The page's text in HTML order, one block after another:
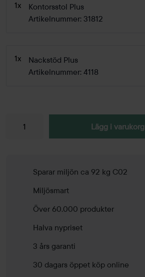
1x
Kontorsstol Plus
Artikelnummer: 31812
1x
Nackstöd Plus
Artikelnummer: 4118
Lägg i varukorg
Sparar miljön ca 92 kg C02
Miljösmart
Över 60.000 produkter
Halva nypriset
3 års garanti
30 dagars öppet köp online